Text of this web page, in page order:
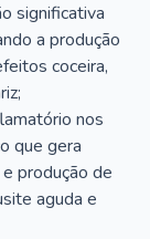
significativa
a produção
coceira,
nos
que gera
produção de
aguda e